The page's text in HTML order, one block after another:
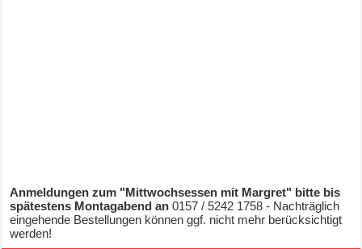
Anmeldungen zum "Mittwochsessen mit Margret" bitte bis
spätestens Montagabend an0157 / 5242 1758 - Nachträglich
eingehende Bestellungen können ggf. nicht mehr berücksichtigt
werden!